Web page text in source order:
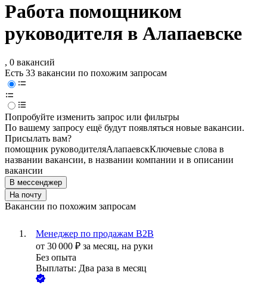
Работа помощником
руководителя в Алапаевске
, 0 вакансий
Есть 33 вакансии по похожим запросам
Попробуйте изменить запрос или фильтры
По вашему запросу ещё будут появляться новые вакансии.
Присылать вам?
помощник руководителяАлапаевскКлючевые слова в
названии вакансии, в названии компании и в описании
вакансии
В мессенджер
На почту
Вакансии по похожим запросам
Менеджер по продажам B2B
от 30 000 ₽ за месяц, на руки
Без опыта
Выплаты: Два раза в месяц